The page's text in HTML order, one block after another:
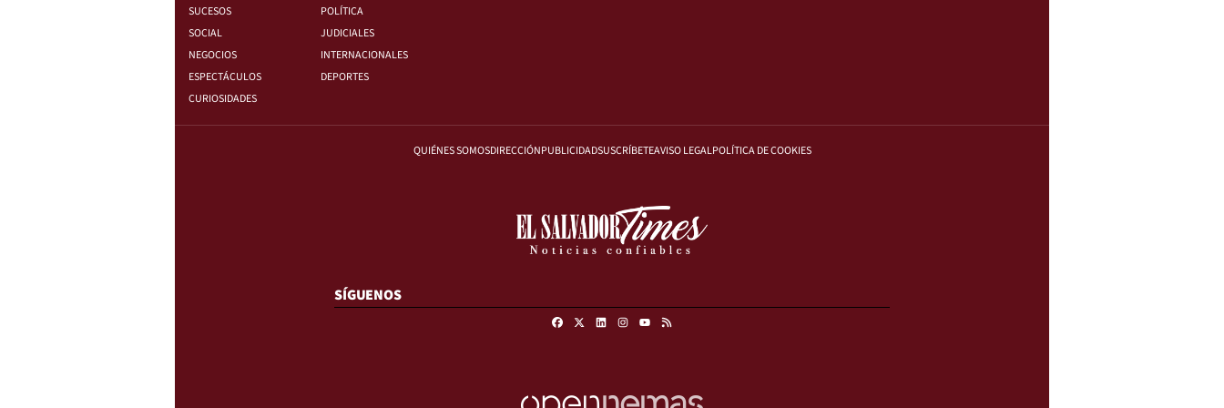
SUCESOS
POLÍTICA
SOCIAL
JUDICIALES
NEGOCIOS
INTERNACIONALES
ESPECTÁCULOS
DEPORTES
CURIOSIDADES
QUIÉNES SOMOSDIRECCIÓNPUBLICIDADSUSCRÍBETEAVISO LEGALPOLÍTICA DE COOKIES
SÍGUENOS
FacebookLinkedinInstagram